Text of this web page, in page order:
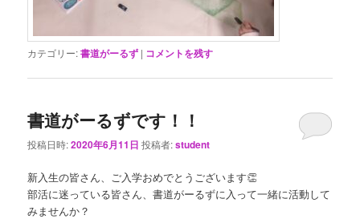
カテゴリー:書道がーるず | コメントを残す
書道がーるずです！！
投稿日時:2020年6月11日 投稿者:student
新入生の皆さん、ご入学おめでとうございます👏
部活に迷っている皆さん、書道がーるずに入って一緒に活動して
みませんか？